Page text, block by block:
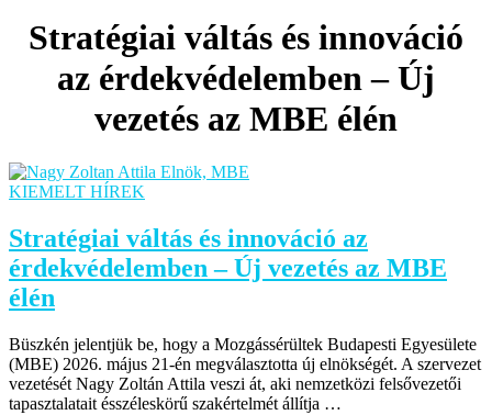
Stratégiai váltás és innováció
az érdekvédelemben – Új
vezetés az MBE élén
KIEMELT HÍREK
Stratégiai váltás és innováció az
érdekvédelemben – Új vezetés az MBE
élén
Büszkén jelentjük be, hogy a Mozgássérültek Budapesti Egyesülete
(MBE) 2026. május 21-én megválasztotta új elnökségét. A szervezet
vezetését Nagy Zoltán Attila veszi át, aki nemzetközi felsővezetői
tapasztalatait ésszéleskörű szakértelmét állítja …